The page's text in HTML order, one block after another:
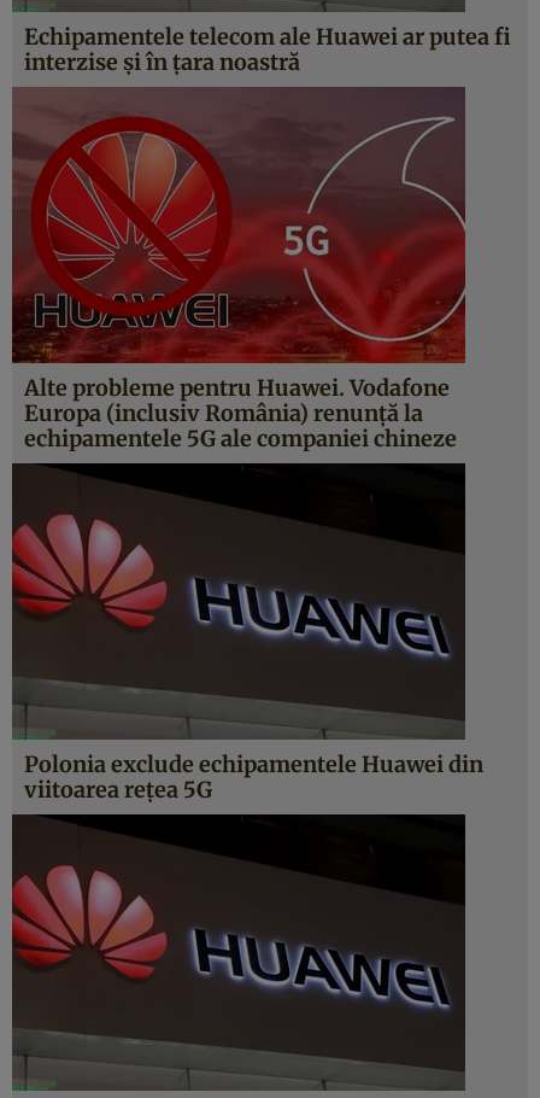
Echipamentele telecom ale Huawei ar putea fi
interzise şi în ţara noastră
Alte probleme pentru Huawei. Vodafone
Europa (inclusiv România) renunţă la
echipamentele 5G ale companiei chineze
Polonia exclude echipamentele Huawei din
viitoarea reţea 5G